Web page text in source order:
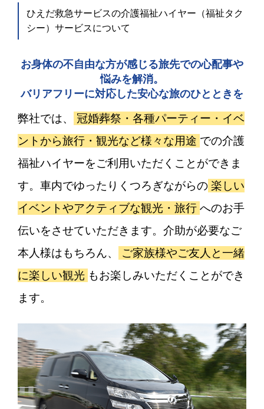
ひえだ救急サービスの介護福祉ハイヤー（福祉タク
シー）サービスについて
お身体の不自由な方が感じる旅先での心配事や
悩みを解消。
バリアフリーに対応した安心な旅のひとときを
弊社では、
冠婚葬祭・各種パーティー・イベ
ントから旅行・観光など様々な用途 での介護
福祉ハイヤーをご利用いただくことができま
す。車内でゆったりくつろぎながらの 楽しい
イベントやアクティブな観光・旅行 へのお手
伝いをさせていただきます。介助が必要なご
本人様はもちろん、
ご家族様やご友人と一緒
に楽しい観光 もお楽しみいただくことができ
ます。